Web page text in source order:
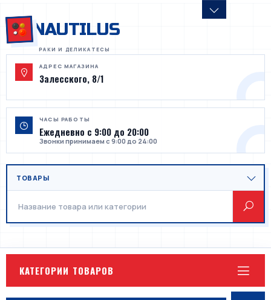
NAUTILUS
АДРЕС МАГАЗИНА
Залесского, 8/1
ЧАСЫ РАБОТЫ
Ежедневно с 9:00 до 20:00
Звонки принимаем с 9:00 до 24:00
КАТЕГОРИИ ТОВАРОВ